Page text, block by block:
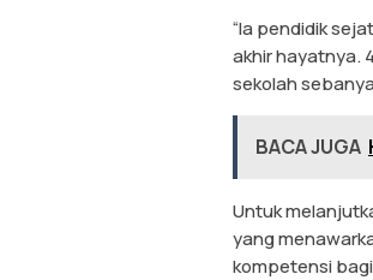
“Ia pendidik
akhir hayatnya.
sekolah
BACA JUGA
Untuk
yang
kompetensi